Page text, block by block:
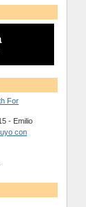
For
- Emilio
con